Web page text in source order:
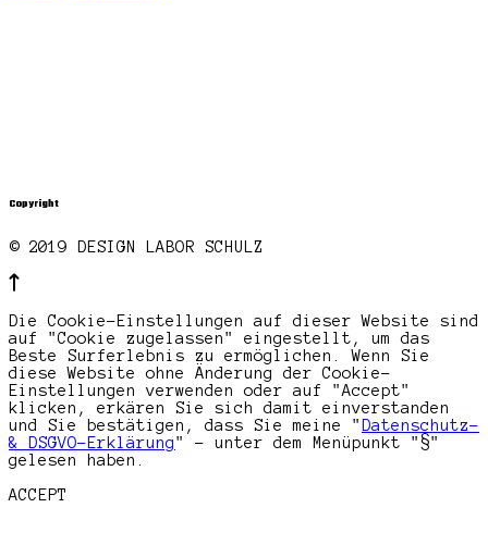
Copyright
© 2019 DESIGN LABOR SCHULZ
Die Cookie-Einstellungen auf dieser Website sind
auf "Cookie zugelassen" eingestellt, um das
Beste Surferlebnis zu ermöglichen. Wenn Sie
diese Website ohne Änderung der Cookie-
Einstellungen verwenden oder auf "Accept"
klicken, erkären Sie sich damit einverstanden
und Sie bestätigen, dass Sie meine " Datenschutz-
& DSGVO-Erklärung" - unter dem Menüpunkt "§"
gelesen haben.
ACCEPT